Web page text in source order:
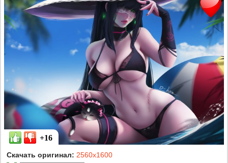
+16
Скачать оригинал: 2560x1600